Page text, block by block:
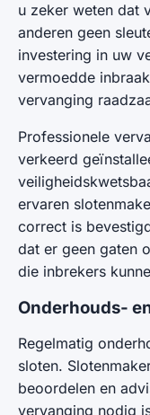
u zeker weten dat
anderen geen
investering in uw
vermoedde
vervanging
Professionele
verkeerd
ervaren
correct is
dat er geen gaten
die inbrekers
Onderhouds-
Regelmatig
sloten.
beoordelen en
vervanging nodig